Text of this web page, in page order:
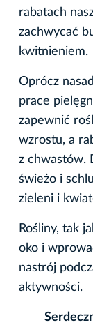
rabatach
zachwycać
kwitnieniem.
Oprócz
prace
zapewnić
wzrostu, a
z chwastów.
świeżo i
zieleni i
Rośliny, tak
oko i
nastrój
aktywności.